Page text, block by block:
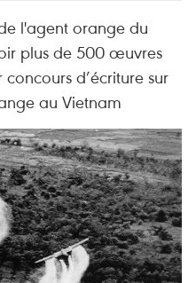
l'agent orange du
plus de 500 œuvres
d’écriture sur
au Vietnam